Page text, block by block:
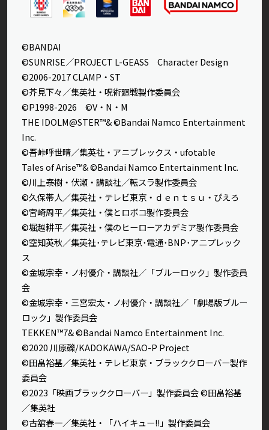
©BANDAI
©SUNRISE／PROJECT L-GEASS Character Design
©2006-2017 CLAMP・ST
©芥見下々／集英社・呪術廻戦製作委員会
©P1998-2026 ©V・N・M
THE IDOLM@STER™& ©Bandai Namco Entertainment
Inc.
©吾峠呼世晴／集英社・アニプレックス・ufotable
Tales of Arise™& ©Bandai Namco Entertainment Inc.
©川上泰樹・伏瀬・講談社／転スラ製作委員会
©久保帯人／集英社・テレビ東京・ｄｅｎｔｓｕ・ぴえろ
©宮崎周平／集英社・僕とロボコ製作委員会
©堀越耕平／集英社・僕のヒーローアカデミア製作委員会
©空知英秋／集英社･テレビ東京･電通･BNP･アニプレック
ス
©金城宗幸・ノ村優介・講談社／「ブルーロック」製作委員
会
©金城宗幸・三宮宏太・ノ村優介・講談社／「劇場版ブルー
ロック」製作委員会
TEKKEN™7& ©Bandai Namco Entertainment Inc.
©2020 川原礫/KADOKAWA/SAO-P Project
©田畠裕基／集英社・テレビ東京・ブラッククローバー製作
委員会
©2023「映画ブラッククローバー」製作委員会 ©田畠裕基
／集英社
©古舘春一／集英社・「ハイキュー!!」製作委員会